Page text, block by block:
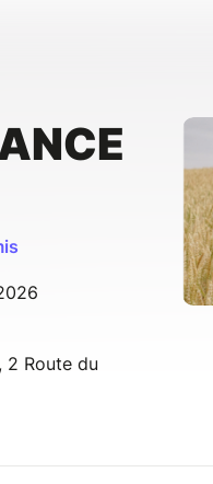
2 Route du